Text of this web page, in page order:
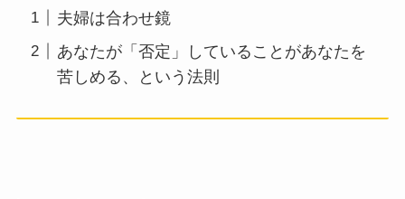
夫婦は合わせ鏡
あなたが「否定」していることがあなたを
苦しめる、という法則